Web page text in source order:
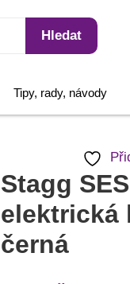
Hledat
Tipy, rady, návody
Stagg
elektrická
černá